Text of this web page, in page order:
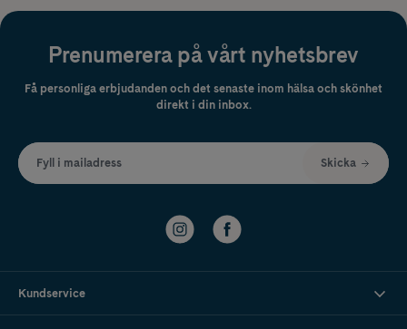
Prenumerera på vårt nyhetsbrev
Få personliga erbjudanden och det senaste inom hälsa och skönhet
direkt i din inbox.
Fyll i mailadress Skicka
Kundservice